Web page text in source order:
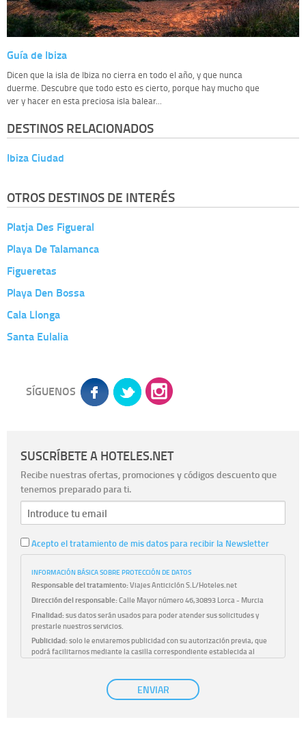
Guía de Ibiza
Dicen que la isla de Ibiza no cierra en todo el año, y que nunca
duerme. Descubre que todo esto es cierto, porque hay mucho que
ver y hacer en esta preciosa isla balear...
DESTINOS RELACIONADOS
Ibiza Ciudad
OTROS DESTINOS DE INTERÉS
Platja Des Figueral
Playa De Talamanca
Figueretas
Playa Den Bossa
Cala Llonga
Santa Eulalia
SÍGUENOS
SUSCRÍBETE A HOTELES.NET
Recibe nuestras ofertas, promociones y códigos descuento que
tenemos preparado para ti.
Acepto el tratamiento de mis datos para recibir la Newsletter
INFORMACIÓN BÁSICA SOBRE PROTECCIÓN DE DATOS
Responsable del tratamiento:Viajes Anticiclón S.L/Hoteles.net
Dirección del responsable:Calle Mayor número 46,30893 Lorca - Murcia
Finalidad:sus datos serán usados para poder atender sus solicitudes y
prestarle nuestros servicios.
Publicidad:solo le enviaremos publicidad con su autorización previa, que
podrá facilitarnos mediante la casilla correspondiente establecida al
únicamente trataremos sus datos con su consentimiento
previo, que podrá facilitarnos mediante la casilla correspondiente
ENVIAR